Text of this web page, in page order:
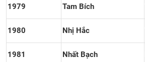
1979 Tam Bích
1980 Nhị Hắc
1981 Nhất Bạch